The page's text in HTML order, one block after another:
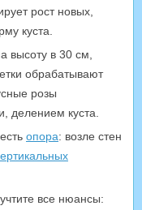
рост новых,
куста.
высоту в 30 см,
обрабатывают
розы
делением куста.
опора: возле стен
все нюансы: